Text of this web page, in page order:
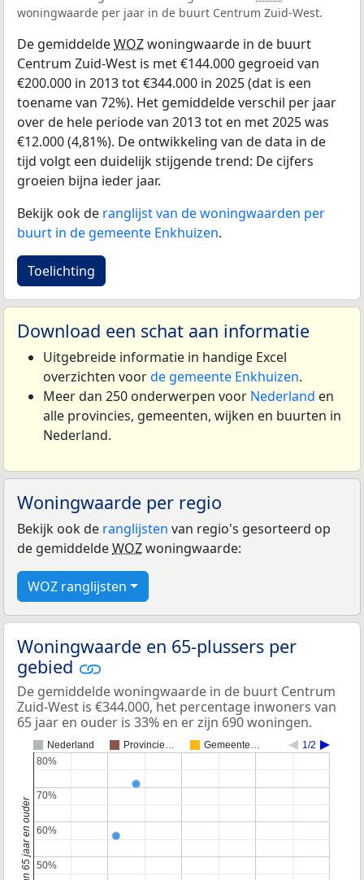
woningwaarde per jaar in de buurt Centrum Zuid-West.
De gemiddeldeWOZwoningwaarde in de buurt
Centrum Zuid-West is met €144.000 gegroeid van
€200.000 in 2013 tot €344.000 in 2025 (dat is een
toename van 72%). Het gemiddelde verschil per jaar
over de hele periode van 2013 tot en met 2025 was
€12.000 (4,81%). De ontwikkeling van de data in de
tijd volgt een duidelijk stijgende trend: De cijfers
groeien bijna ieder jaar.
Bekijk ook de ranglijst van de woningwaarden per
buurt in de gemeente Enkhuizen.
Toelichting
Download een schat aan informatie
Uitgebreide informatie in handige Excel
overzichten voorde gemeente Enkhuizen.
Meer dan 250 onderwerpen voor Nederland en
alle provincies, gemeenten, wijken en buurten in
Nederland.
Woningwaarde per regio
Bekijk ook de ranglijsten van regio's gesorteerd op
de gemiddeldeWOZwoningwaarde:
WOZ ranglijsten
Woningwaarde en 65-plussers per
gebied
De gemiddelde woningwaarde in de buurt Centrum
Zuid-West is €344.000, het percentage inwoners van
65 jaar en ouder is 33% en er zijn 690 woningen.
Nederland Provincie… Gemeente… 1/2
50%
50%
60%
60%
70%
70%
80%
80%